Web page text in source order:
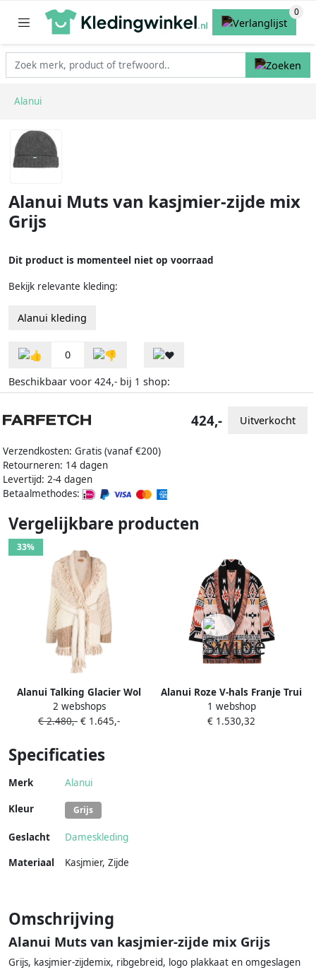
Alanui
Alanui Muts van kasjmier-zijde mix
Grijs
Dit product is momenteel niet op voorraad
Bekijk relevante kleding:
Alanui kleding
0
Beschikbaar voor 424,- bij 1 shop:
Verzendkosten: Gratis (vanaf €200)
Retourneren: 14 dagen
Levertijd: 2-4 dagen
Betaalmethodes:
424,- Uitverkocht
Vergelijkbare producten
33%
Alanui Talking Glacier Wol
Cardigan Beige Dames
2 webshops
€ 2.480,- € 1.645,-
Alanui Roze V-hals Franje Trui
Multicolor Dames
1 webshop
€ 1.530,32
Specificaties
Merk Alanui
Kleur Grijs
Geslacht
Dameskleding
Materiaal
Kasjmier, Zijde
Omschrijving
Alanui Muts van kasjmier-zijde mix Grijs
Grijs, kasjmier-zijdemix, ribgebreid, logo plakkaat en omgeslagen